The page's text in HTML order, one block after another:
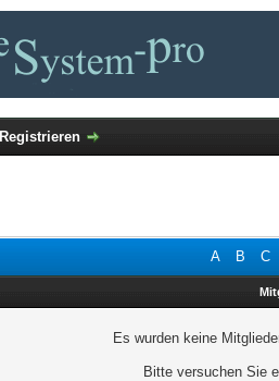
Registrieren
A B C
Es wurden keine
Bitte versuchen Sie